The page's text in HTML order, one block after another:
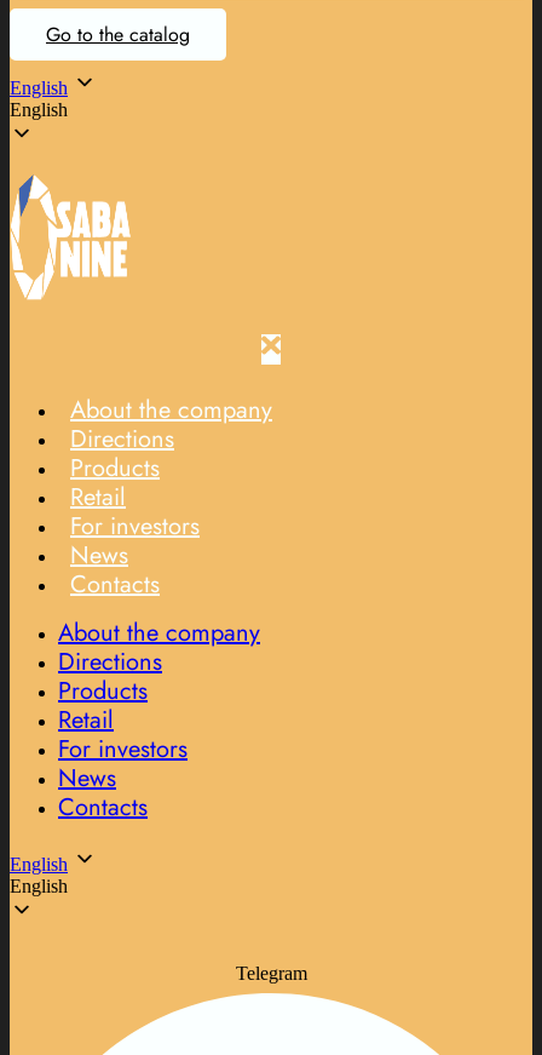
Go to the catalog
English
English
About the company
Directions
Products
Retail
For investors
News
Contacts
About the company
Directions
Products
Retail
For investors
News
Contacts
English
English
Telegram